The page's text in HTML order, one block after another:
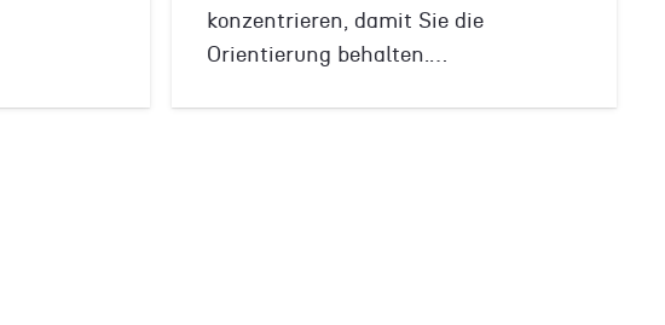
konzentrieren, damit Sie die
Orientierung behalten.…